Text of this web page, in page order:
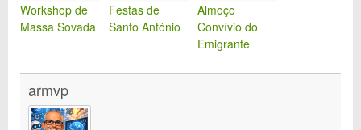
Workshop de
Massa Sovada
Festas de
Santo António
Almoço
Convívio do
Emigrante
armvp